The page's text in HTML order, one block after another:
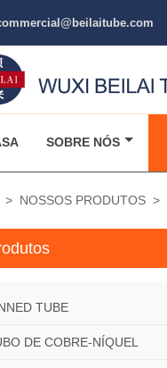
SOBRE NÓS
> NOSSOS PRODUTOS >
TUBE
DE COBRE-NÍQUEL